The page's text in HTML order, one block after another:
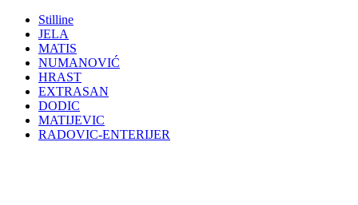
Stilline
JELA
MATIS
NUMANOVIĆ
HRAST
EXTRASAN
DODIC
MATIJEVIC
RADOVIC-ENTERIJER